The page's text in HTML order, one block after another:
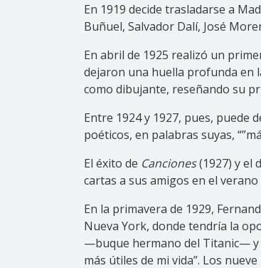
En 1919 decide trasladarse a
Buñuel, Salvador Dalí, José
En abril de 1925 realizó un
dejaron una huella profunda en
como dibujante, reseñando su
Entre 1924 y 1927, pues, puede
poéticos, en palabras suyas,
El éxito de Canciones(1927) y el
cartas a sus amigos en el
En la primavera de 1929,
Nueva York, donde tendría la
—buque hermano del Titanic— y
más útiles de mi vida”. Los